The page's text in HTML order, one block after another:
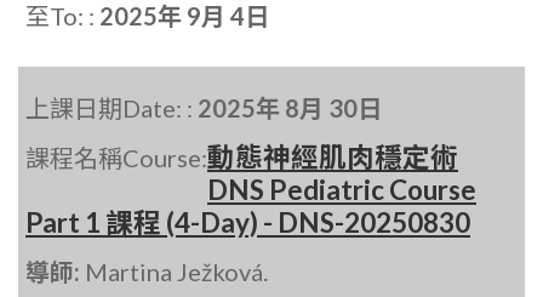
至To: : 2025年 9月 4日
上課日期Date: : 2025年 8月 30日
課程名稱Course:動態神經肌肉穩定術
DNS Pediatric Course
Part 1 課程 (4-Day) - DNS-20250830
導師: Martina Ježková.